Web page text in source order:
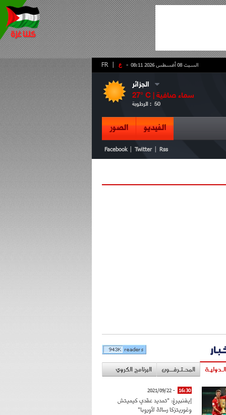
- ع FR السبت 08 أغسطس 2026 08:11
الجزائر
27° C | سماء صافية
الرطوبة : 50
الفيديو الصور
Facebook Twitter Rss
المحـتـرفــون البرنامج الكروي
16:30
- 2021/09/22
إيفنبيرغ: "تمديد عقدي كيميتش
وغوريتزكا رسالة لأوروبا"